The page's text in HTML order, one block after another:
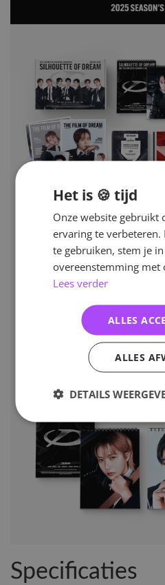
Specificaties
Het is 🍪 tijd
Onze website gebruikt
ervaring te
te gebruiken, stem je
overeenstemming met
Lees verder
ALLES
ALLES
DETAILS